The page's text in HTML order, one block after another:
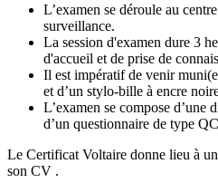
L’examen se déroule au
surveillance.
La session d'examen dure 3
d'accueil et de prise de
Il est impératif de venir
et d’un stylo-bille à encre
L’examen se compose d’une
d’un questionnaire de type
Le Certificat Voltaire donne lieu à
son CV .